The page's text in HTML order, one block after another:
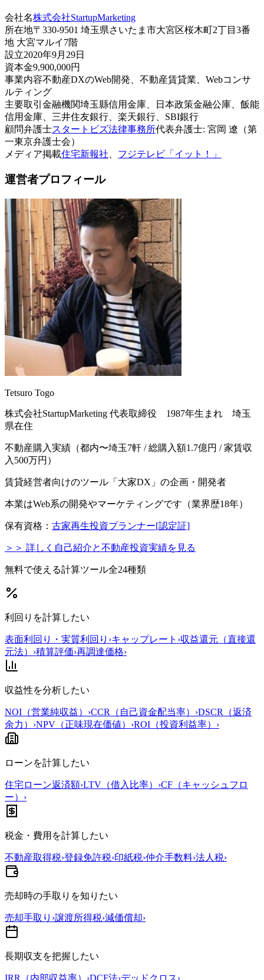
会社名株式会社StartupMarketing
所在地〒330-9501 埼玉県さいたま市大宮区桜木町2丁目3番
地 大宮マルイ7階
設立2020年9月29日
資本金9,900,000円
事業内容不動産DXのWeb開発、不動産賃貸業、Webコンサ
ルティング
主要取引金融機関埼玉縣信用金庫、日本政策金融公庫、飯能
信用金庫、三井住友銀行、楽天銀行、SBI銀行
顧問弁護士スタートビズ法律事務所代表弁護士: 宮岡 遼（第
一東京弁護士会）
メディア掲載住宅新報社 フジテレビ「イット！」
運営者プロフィール
Tetsuro Togo
株式会社StartupMarketing 代表取締役 1987年生まれ 埼玉
県在住
不動産購入実績（都内〜埼玉7軒 / 総購入額1.7億円 / 家賃収
入500万円）
賃貸経営者向けのツール「大家DX」の企画・開発者
本業はWeb系の開発やマーケティングです（業界歴18年）
保有資格： 古家再生投資プランナー[認定証]
＞＞ 詳しく自己紹介と不動産投資実績を見る
無料で使える計算ツール全24種類
利回りを計算したい
表面利回り・実質利回り ›キャップレート ›収益還元（直接還
元法） ›積算評価›再調達価格›
収益性を分析したい
NOI（営業純収益） ›CCR（自己資金配当率） ›DSCR（返済
余力） ›NPV（正味現在価値） ›ROI（投資利益率） ›
ローンを計算したい
住宅ローン返済額›LTV（借入比率） ›CF（キャッシュフロ
ー） ›
税金・費用を計算したい
不動産取得税›登録免許税›印紙税›仲介手数料›法人税›
売却時の手取りを知りたい
売却手取り ›譲渡所得税›減価償却›
長期収支を把握したい
IRR（内部収益率） ›DCF法›デッドクロス ›